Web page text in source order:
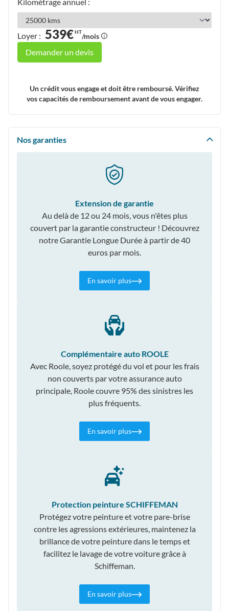
Loyer : 539€HT/mois
Demander un devis
Un crédit vous engage et doit être remboursé. Vérifiez
vos capacités de remboursement avant de vous engager.
Nos garanties
Extension de garantie
Au delà de 12 ou 24 mois, vous n'êtes plus
couvert par la garantie constructeur ! Découvrez
notre Garantie Longue Durée à partir de 40
euros par mois.
En savoir plus
Complémentaire auto ROOLE
Avec Roole, soyez protégé du vol et pour les frais
non couverts par votre assurance auto
principale, Roole couvre 95% des sinistres les
plus fréquents.
En savoir plus
Protection peinture SCHIFFEMAN
Protégez votre peinture et votre pare-brise
contre les agressions extérieures, maintenez la
brillance de votre peinture dans le temps et
facilitez le lavage de votre voiture grâce à
Schiffeman.
En savoir plus